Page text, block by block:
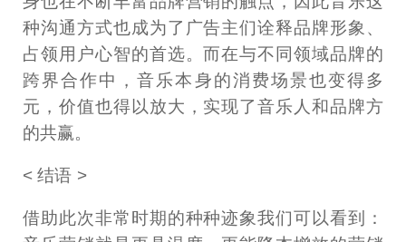
种沟通方式也成为了广告主们诠释品牌形象、
占领用户心智的首选。而在与不同领域品牌的
跨界合作中，音乐本身的消费场景也变得多
元，价值也得以放大，实现了音乐人和品牌方
的共赢。
< 结语 >
借助此次非常时期的种种迹象我们可以看到：